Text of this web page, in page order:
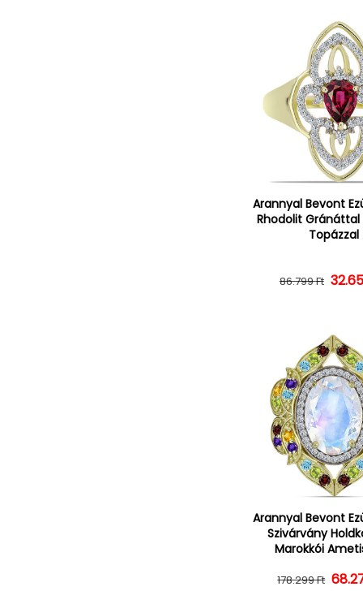
Arannyal Bevont
Rhodolit Gránáttal
Topázzal
86.799 Ft
Arannyal Bevont
Szivárvány
Marokkói
178.299 Ft